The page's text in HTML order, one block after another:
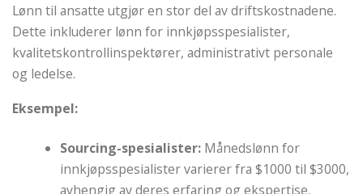
Lønn til ansatte utgjør en stor del av driftskostnadene.
Dette inkluderer lønn for innkjøpsspesialister,
kvalitetskontrollinspektører, administrativt personale
og ledelse.
Eksempel:
Sourcing-spesialister: Månedslønn for
innkjøpsspesialister varierer fra $1000 til $3000,
avhengig av deres erfaring og ekspertise.